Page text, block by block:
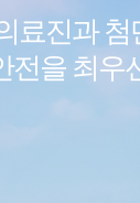
료진과첨
전을 최우